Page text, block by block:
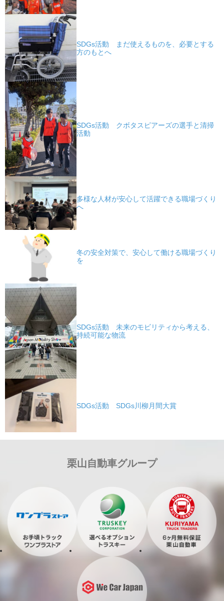
SDGs活動 まだ使えるものを、必要とする
方のもとへ
SDGs活動 クボタスピアーズの選手と清掃
活動
多様な人材が安心して活躍できる職場づくり
へ
冬の安全対策で、安心して働ける職場づくり
を
SDGs活動 未来のモビリティから考える、
持続可能な物流
SDGs活動 SDGs川柳月間大賞
栗山自動車グループ